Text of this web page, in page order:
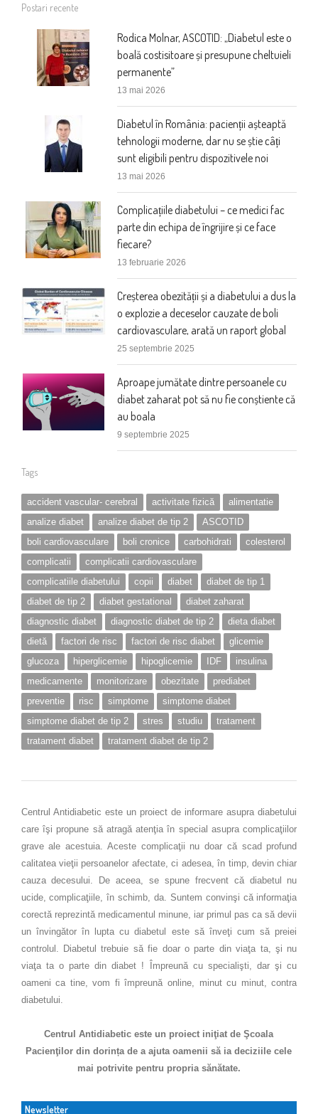
Postari recente
Rodica Molnar, ASCOTID: „Diabetul este o
boală costisitoare și presupune cheltuieli
permanente”
13 mai 2026
Diabetul în România: pacienții așteaptă
tehnologii moderne, dar nu se știe câți
sunt eligibili pentru dispozitivele noi
13 mai 2026
Complicațiile diabetului – ce medici fac
parte din echipa de îngrijire și ce face
fiecare?
13 februarie 2026
Creșterea obezității și a diabetului a dus la
o explozie a deceselor cauzate de boli
cardiovasculare, arată un raport global
25 septembrie 2025
Aproape jumătate dintre persoanele cu
diabet zaharat pot să nu fie conștiente că
au boala
9 septembrie 2025
Tags
accident vascular- cerebral activitate fizică
alimentatie
analize diabet
analize diabet de tip 2
ASCOTID
boli cardiovasculare
boli cronice carbohidrati
colesterol
complicatii
complicatii cardiovasculare
complicatiile diabetului
copii diabet
diabet de tip 1
diabet de tip 2
diabet gestational
diabet zaharat
diagnostic diabet
diagnostic diabet de tip 2
dieta diabet
dietă
factori de risc factori de risc diabet
glicemie
glucoza
hiperglicemie hipoglicemie IDF
insulina
medicamente
monitorizare obezitate
prediabet
preventie
risc simptome
simptome diabet
simptome diabet de tip 2
stres studiu
tratament
tratament diabet
tratament diabet de tip 2
Centrul Antidiabetic este un proiect de informare asupra diabetului
care îşi propune să atragă atenţia în special asupra complicaţiilor
grave ale acestuia. Aceste complicaţii nu doar că scad profund
calitatea vieţii persoanelor afectate, ci adesea, în timp, devin chiar
cauza decesului. De aceea, se spune frecvent că diabetul nu
ucide, complicaţiile, în schimb, da. Suntem convinşi că informaţia
corectă reprezintă medicamentul minune, iar primul pas ca să devii
un învingător în lupta cu diabetul este să înveţi cum să preiei
controlul. Diabetul trebuie să fie doar o parte din viaţa ta, şi nu
viaţa ta o parte din diabet ! Împreună cu specialişti, dar şi cu
oameni ca tine, vom fi împreună online, minut cu minut, contra
diabetului.
Centrul Antidiabetic este un proiect iniţiat de Şcoala
Pacienţilor din dorința de a ajuta oamenii să ia deciziile cele
mai potrivite pentru propria sănătate.
Newsletter